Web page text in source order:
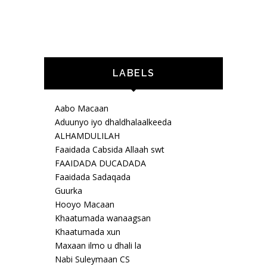
LABELS
Aabo Macaan
Aduunyo iyo dhaldhalaalkeeda
ALHAMDULILAH
Faaidada Cabsida Allaah swt
FAAIDADA DUCADADA
Faaidada Sadaqada
Guurka
Hooyo Macaan
Khaatumada wanaagsan
Khaatumada xun
Maxaan ilmo u dhali la
Nabi Suleymaan CS